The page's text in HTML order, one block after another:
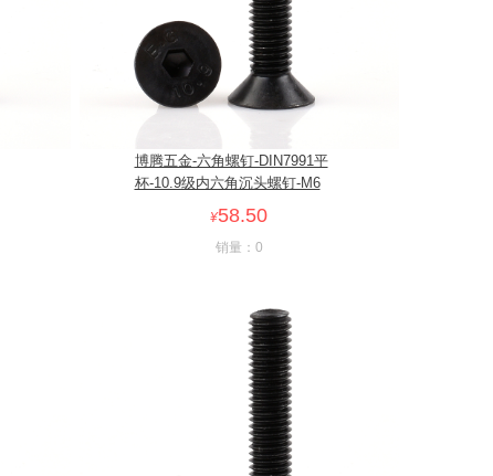
博腾五金-六角螺钉-DIN7991平
杯-10.9级内六角沉头螺钉-M6
¥58.50
销量：0